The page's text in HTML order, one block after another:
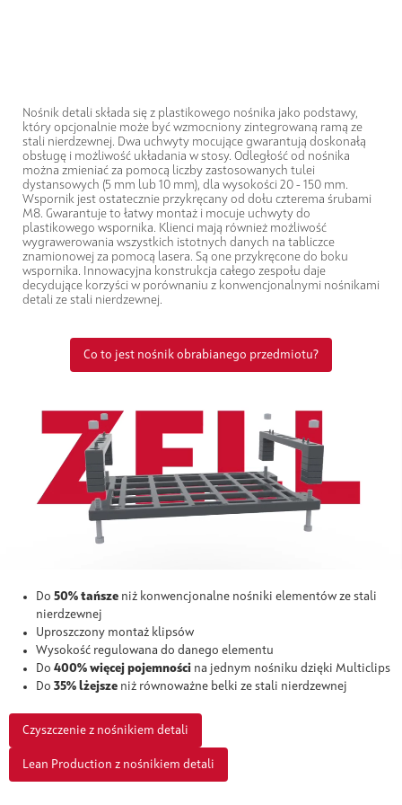
Nośnik detali składa się z plastikowego nośnika jako podstawy,
który opcjonalnie może być wzmocniony zintegrowaną ramą ze
stali nierdzewnej. Dwa uchwyty mocujące gwarantują doskonałą
obsługę i możliwość układania w stosy. Odległość od nośnika
można zmieniać za pomocą liczby zastosowanych tulei
dystansowych (5 mm lub 10 mm), dla wysokości 20 - 150 mm.
Wspornik jest ostatecznie przykręcany od dołu czterema śrubami
M8. Gwarantuje to łatwy montaż i mocuje uchwyty do
plastikowego wspornika. Klienci mają również możliwość
wygrawerowania wszystkich istotnych danych na tabliczce
znamionowej za pomocą lasera. Są one przykręcone do boku
wspornika. Innowacyjna konstrukcja całego zespołu daje
decydujące korzyści w porównaniu z konwencjonalnymi nośnikami
detali ze stali nierdzewnej.
Co to jest nośnik obrabianego przedmiotu?
Do 50% tańsze niż konwencjonalne nośniki elementów ze stali
nierdzewnej
Uproszczony montaż klipsów
Wysokość regulowana do danego elementu
Do 400% więcej pojemności na jednym nośniku dzięki Multiclips
Do 35% lżejsze niż równoważne belki ze stali nierdzewnej
Czyszczenie z nośnikiem detali
Lean Production z nośnikiem detali